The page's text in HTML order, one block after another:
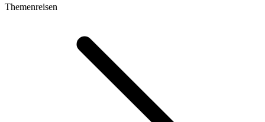
Themenreisen